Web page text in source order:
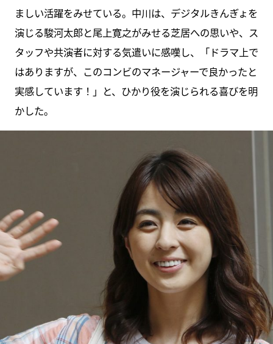
ましい活躍をみせている。中川は、デジタルきんぎょを
演じる駿河太郎と尾上寛之がみせる芝居への思いや、ス
タッフや共演者に対する気遣いに感嘆し、「ドラマ上で
はありますが、このコンビのマネージャーで良かったと
実感しています！」と、ひかり役を演じられる喜びを明
かした。